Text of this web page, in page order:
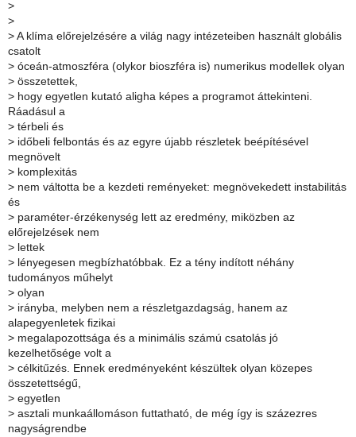
>
>
> A klíma előrejelzésére a világ nagy intézeteiben használt globális
csatolt
> óceán-atmoszféra (olykor bioszféra is) numerikus modellek olyan
> összetettek,
> hogy egyetlen kutató aligha képes a programot áttekinteni.
Ráadásul a
> térbeli és
> időbeli felbontás és az egyre újabb részletek beépítésével
megnövelt
> komplexitás
> nem váltotta be a kezdeti reményeket: megnövekedett instabilitás
és
> paraméter-érzékenység lett az eredmény, miközben az
előrejelzések nem
> lettek
> lényegesen megbízhatóbbak. Ez a tény indított néhány
tudományos műhelyt
> olyan
> irányba, melyben nem a részletgazdagság, hanem az
alapegyenletek fizikai
> megalapozottsága és a minimális számú csatolás jó
kezelhetősége volt a
> célkitűzés. Ennek eredményeként készültek olyan közepes
összetettségű,
> egyetlen
> asztali munkaállomáson futtatható, de még így is százezres
nagyságrendbe